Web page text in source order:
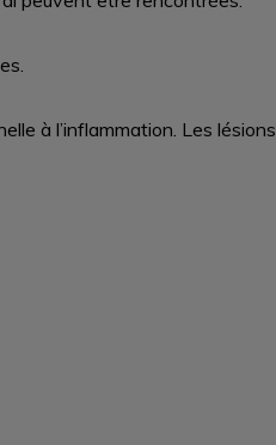
à l’inflammation. Les lésions